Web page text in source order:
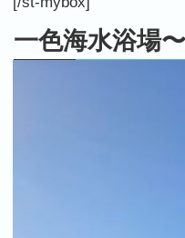
一色海水浴場